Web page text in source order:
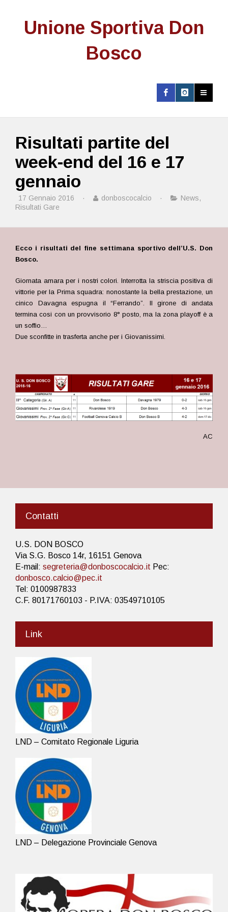
Unione Sportiva Don
Bosco
Risultati partite del
week-end del 16 e 17
gennaio
17 Gennaio 2016 · donboscocalcio · News,
Risultati Gare
Ecco i risultati del fine settimana sportivo dell’U.S. Don
Bosco.
Giornata amara per i nostri colori. Interrotta la striscia positiva di
vittorie per la Prima squadra: nonostante la bella prestazione, un
cinico Davagna espugna il “Ferrando”. Il girone di andata
termina cosi con un provvisorio 8° posto, ma la zona playoff è a
un soffio…
Due sconfitte in trasferta anche per i Giovanissimi.
AC
Contatti
U.S. DON BOSCO
Via S.G. Bosco 14r, 16151 Genova
E-mail: segreteria@donboscocalcio.it Pec:
donbosco.calcio@pec.it
Tel: 0100987833
C.F. 80171760103 - P.IVA: 03549710105
Link
LND – Comitato Regionale Liguria
LND – Delegazione Provinciale Genova